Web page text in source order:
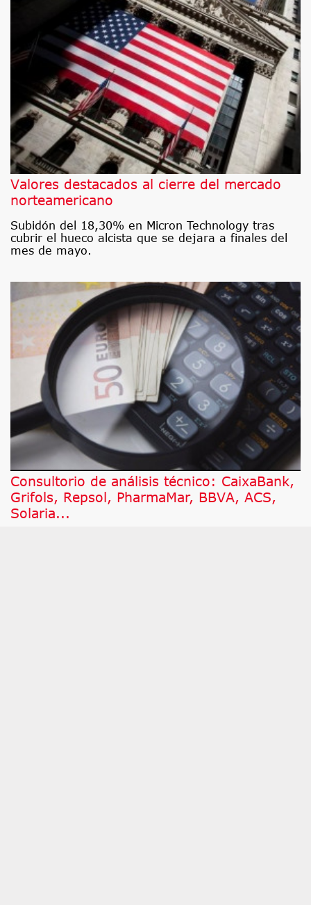
Valores destacados al cierre del mercado
norteamericano
Subidón del 18,30% en Micron Technology tras
cubrir el hueco alcista que se dejara a finales del
mes de mayo.
Consultorio de análisis técnico: CaixaBank,
Grifols, Repsol, PharmaMar, BBVA, ACS,
Solaria...